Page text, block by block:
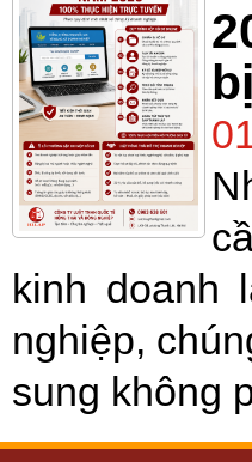
kinh doanh
nghiệp,
sung không